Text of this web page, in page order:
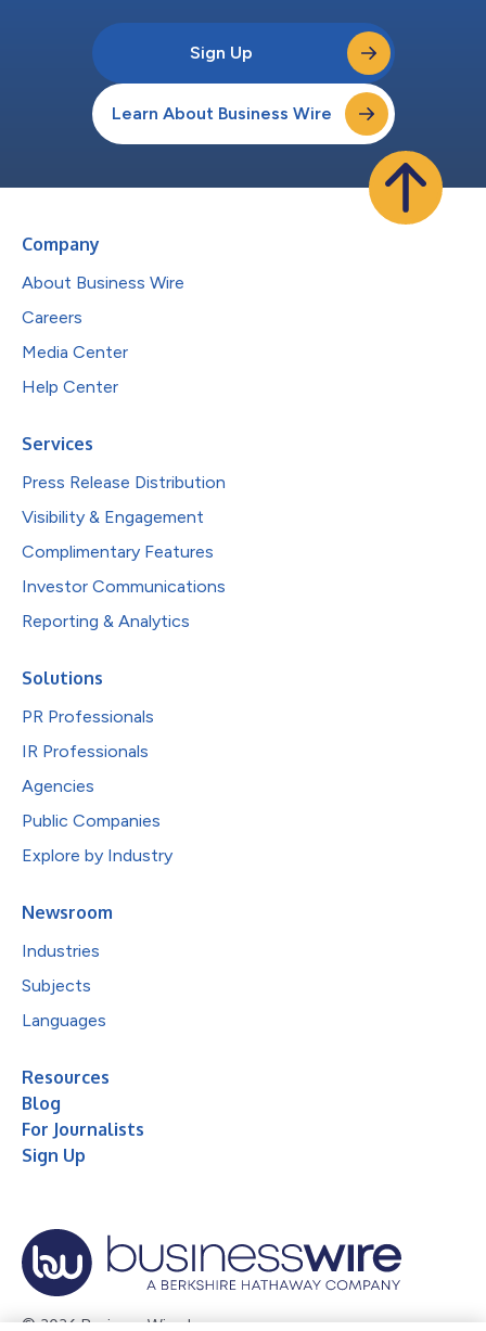
Sign Up
Learn About Business Wire
Company
About Business Wire
Careers
Media Center
Help Center
Services
Press Release Distribution
Visibility & Engagement
Complimentary Features
Investor Communications
Reporting & Analytics
Solutions
PR Professionals
IR Professionals
Agencies
Public Companies
Explore by Industry
Newsroom
Industries
Subjects
Languages
Resources
Blog
For Journalists
Sign Up
© 2026 Business Wire, Inc.